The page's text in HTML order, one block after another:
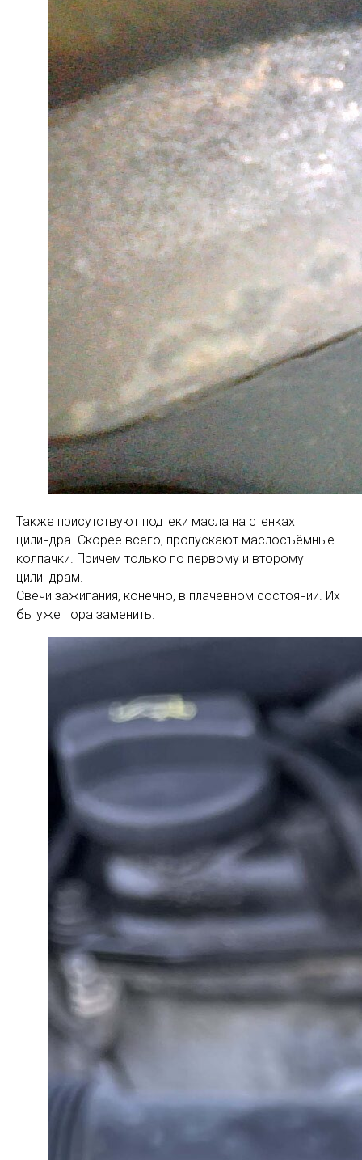
Также присутствуют подтеки масла на стенках
цилиндра. Скорее всего, пропускают маслосъёмные
колпачки. Причем только по первому и второму
цилиндрам.
Свечи зажигания, конечно, в плачевном состоянии. Их
бы уже пора заменить.